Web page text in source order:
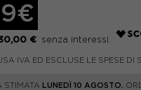
€
IVA ED ESCLUSE LE SPESE
STIMATA LUNEDÌ 10 AGOSTO.